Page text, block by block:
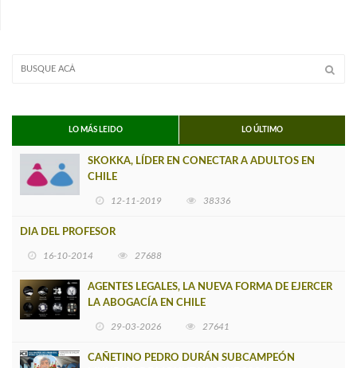
LO MÁS LEIDO LO ÚLTIMO
SKOKKA, LÍDER EN CONECTAR A ADULTOS EN
CHILE
12-11-2019 38336
DIA DEL PROFESOR
16-10-2014 27688
AGENTES LEGALES, LA NUEVA FORMA DE EJERCER
LA ABOGACÍA EN CHILE
29-03-2026 27641
CAÑETINO PEDRO DURÁN SUBCAMPEÓN